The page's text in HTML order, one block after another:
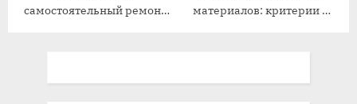
самостоятельный ремонт⁚
материалов: критерии и